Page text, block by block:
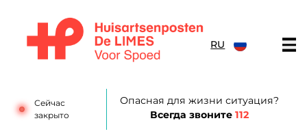
RU
Сейчас
закрыто
Опасная для жизни ситуация?
Всегда звоните112